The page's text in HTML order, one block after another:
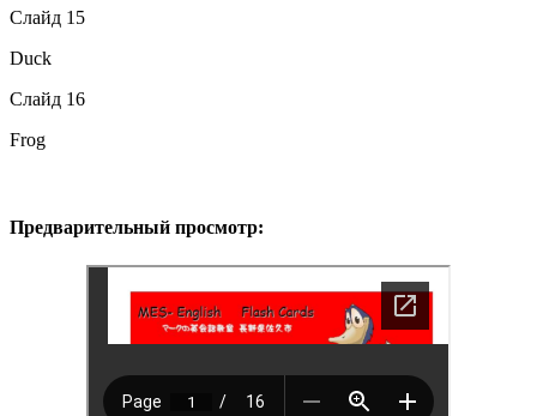
Слайд 15
Duck
Слайд 16
Frog
Предварительный просмотр: